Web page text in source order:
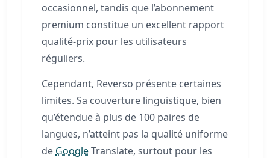
occasionnel, tandis que l’abonnement
premium constitue un excellent rapport
qualité-prix pour les utilisateurs
réguliers.
Cependant, Reverso présente certaines
limites. Sa couverture linguistique, bien
qu’étendue à plus de 100 paires de
langues, n’atteint pas la qualité uniforme
de GoogleTranslate, surtout pour les